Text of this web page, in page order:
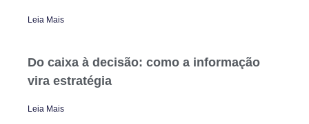
Leia Mais
Do caixa à decisão: como a informação
vira estratégia
Leia Mais